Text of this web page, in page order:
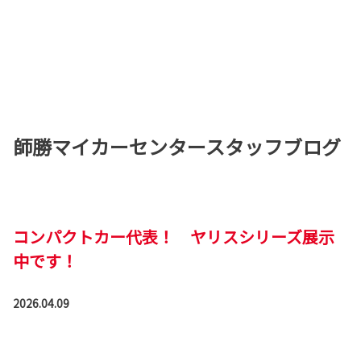
師勝マイカーセンタースタッフブログ
コンパクトカー代表！ ヤリスシリーズ展示
中です！
2026.04.09